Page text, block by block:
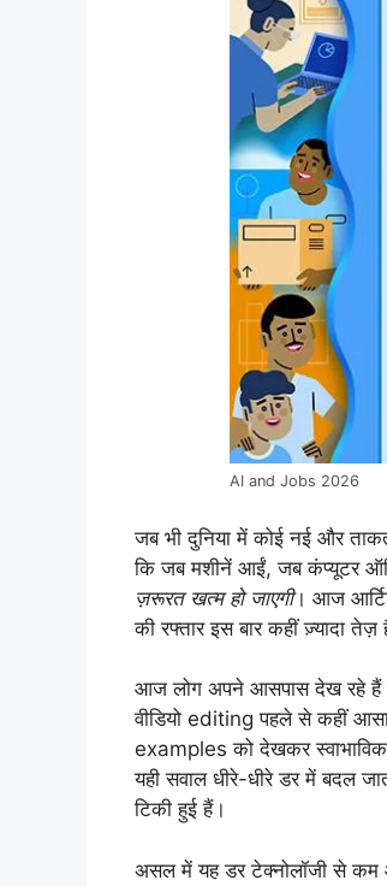
AI and Jobs 2026
जब भी दुनिया में कोई नई और
कि जब मशीनें आईं, जब कंप्यूटर
ज़रूरत खत्म हो जाएगी। आज
की रफ्तार इस बार कहीं ज़्यादा तेज़
आज लोग अपने आसपास देख रहे हैं
वीडियो editing पहले से कहीं
examples को देखकर
यही सवाल धीरे-धीरे डर में बदल
टिकी हुई हैं।
असल में यह डर टेक्नोलॉजी से